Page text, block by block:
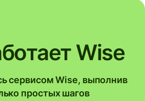
Wise
сервисом Wise, выполнив
простых шагов